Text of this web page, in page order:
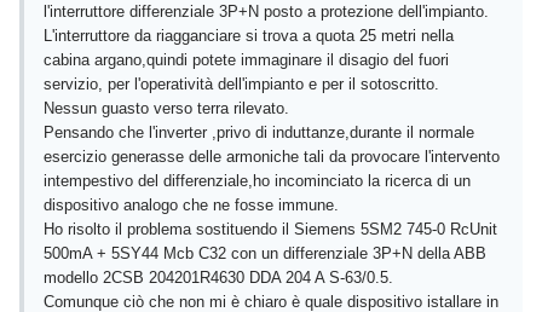
l'interruttore differenziale 3P+N posto a protezione dell'impianto.
L'interruttore da riagganciare si trova a quota 25 metri nella
cabina argano,quindi potete immaginare il disagio del fuori
servizio, per l'operatività dell'impianto e per il sotoscritto.
Nessun guasto verso terra rilevato.
Pensando che l'inverter ,privo di induttanze,durante il normale
esercizio generasse delle armoniche tali da provocare l'intervento
intempestivo del differenziale,ho incominciato la ricerca di un
dispositivo analogo che ne fosse immune.
Ho risolto il problema sostituendo il Siemens 5SM2 745-0 RcUnit
500mA + 5SY44 Mcb C32 con un differenziale 3P+N della ABB
modello 2CSB 204201R4630 DDA 204 A S-63/0.5.
Comunque ciò che non mi è chiaro è quale dispositivo istallare in